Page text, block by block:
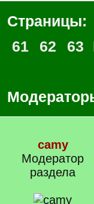
Страницы:
61
62 63
camy
Модератор
раздела